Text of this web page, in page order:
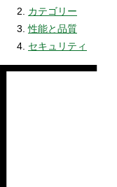
カテゴリー
性能と品質
セキュリティ